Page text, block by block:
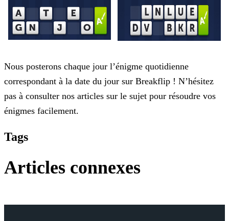
Nous posterons chaque jour l’énigme quotidienne
correspondant à la date du jour sur Breakflip ! N’hésitez
pas à consulter nos articles sur le sujet pour résoudre vos
énigmes facilement.
Tags
Articles connexes